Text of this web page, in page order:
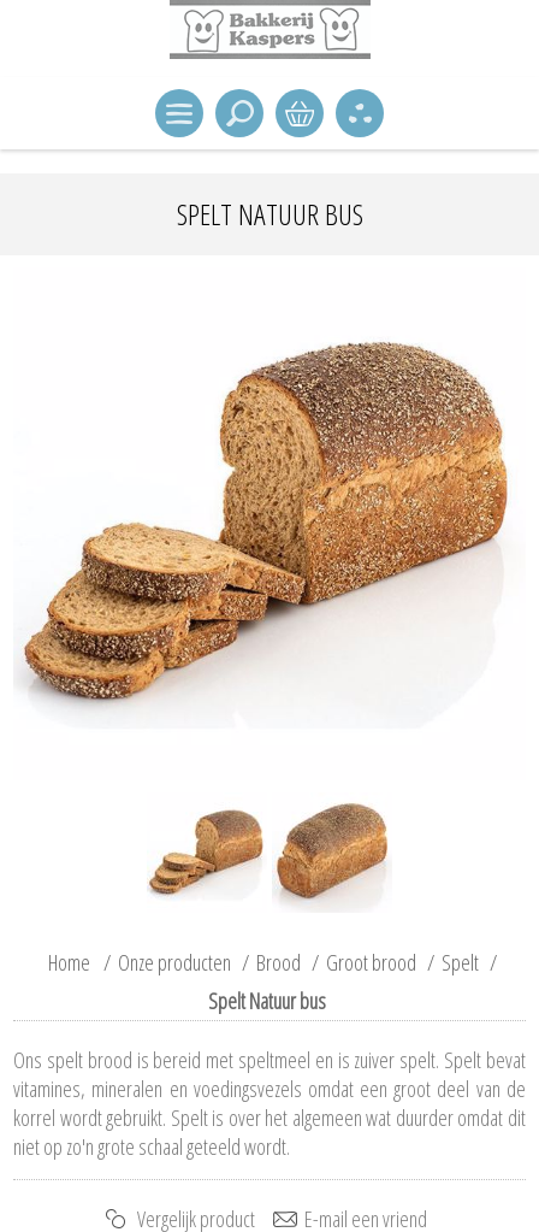
SPELT NATUUR BUS
Home / Onze producten / Brood / Groot brood / Spelt /
Spelt Natuur bus
Ons spelt brood is bereid met speltmeel en is zuiver spelt. Spelt bevat
vitamines, mineralen en voedingsvezels omdat een groot deel van de
korrel wordt gebruikt. Spelt is over het algemeen wat duurder omdat dit
niet op zo'n grote schaal geteeld wordt.